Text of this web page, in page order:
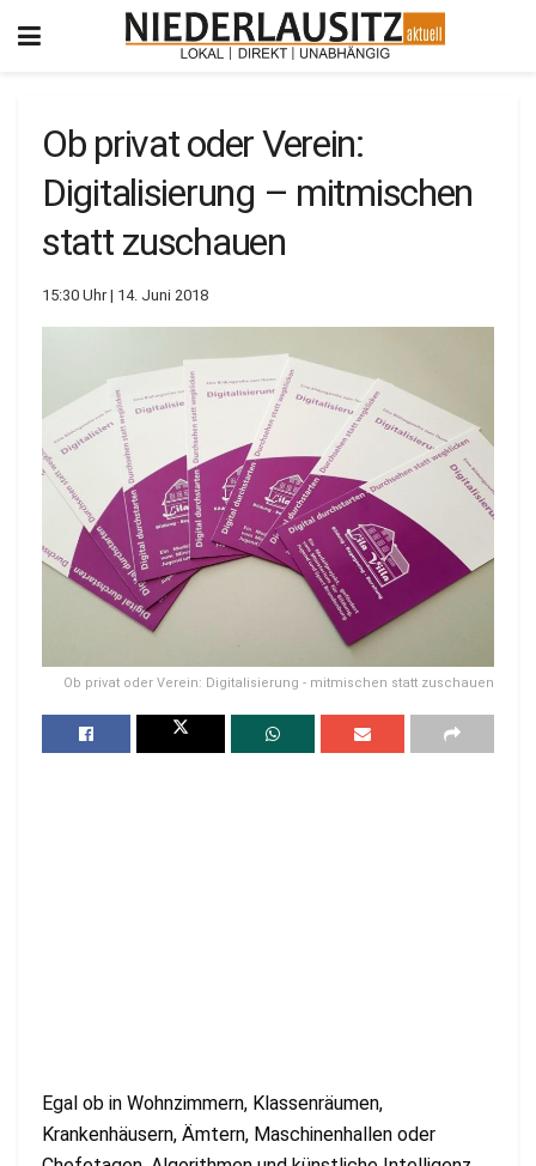
Ob privat oder Verein:
Digitalisierung – mitmischen
statt zuschauen
15:30 Uhr | 14. Juni 2018
Ob privat oder Verein: Digitalisierung - mitmischen statt zuschauen
Egal ob in Wohnzimmern, Klassenräumen,
Krankenhäusern, Ämtern, Maschinenhallen oder